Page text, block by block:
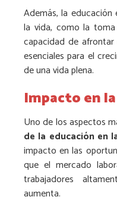
Además, la educación
la vida, como la
capacidad de
esenciales para el
de una vida plena.
Impacto en
Uno de los aspectos
de la educación en
impacto en las
que el mercado
trabajadores
aumenta.